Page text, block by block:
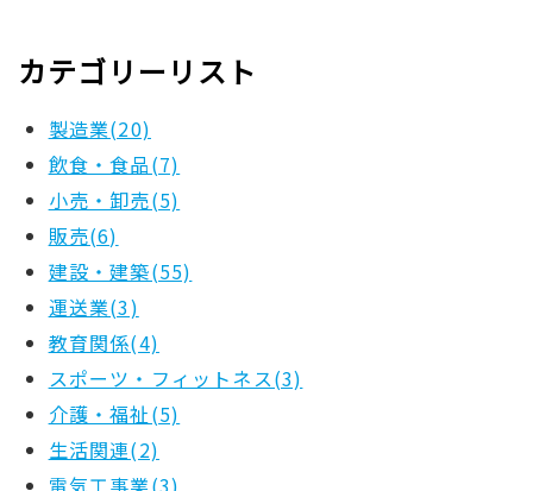
カテゴリーリスト
製造業(20)
飲食・食品(7)
小売・卸売(5)
販売(6)
建設・建築(55)
運送業(3)
教育関係(4)
スポーツ・フィットネス(3)
介護・福祉(5)
生活関連(2)